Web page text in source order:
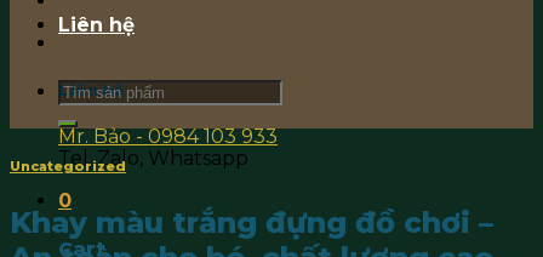
Liên hệ
Mr. Bảo - 0984 103 933
Tel, Zalo, Whatsapp
0
Cart
Liên hệ
Search
for:
Uncategorized
Khay màu trắng đựng đồ chơi –